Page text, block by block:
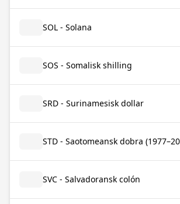
SOL - Solana
SOS - Somalisk shilling
SRD - Surinamesisk dollar
STD - Saotomeansk dobra
SVC - Salvadoransk colón